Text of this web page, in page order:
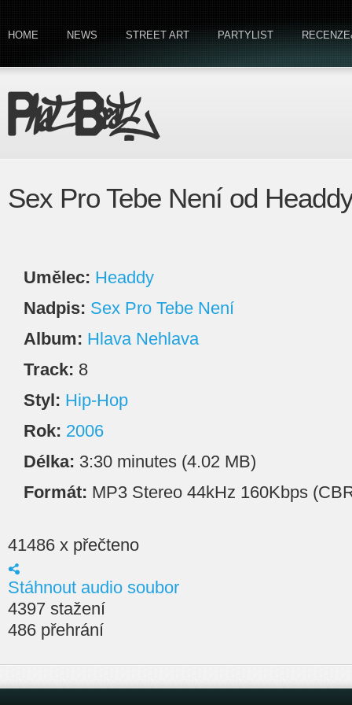
HOME NEWS STREET ART PARTYLIST
Sex Pro Tebe Není od
Umělec: Headdy
Nadpis: Sex Pro Tebe Není
Album: Hlava Nehlava
Track: 8
Styl: Hip-Hop
Rok: 2006
Délka: 3:30 minutes (4.02 MB)
Formát: MP3 Stereo 44kHz 160Kbps
41486 x přečteno
Stáhnout audio soubor
4397 stažení
486 přehrání